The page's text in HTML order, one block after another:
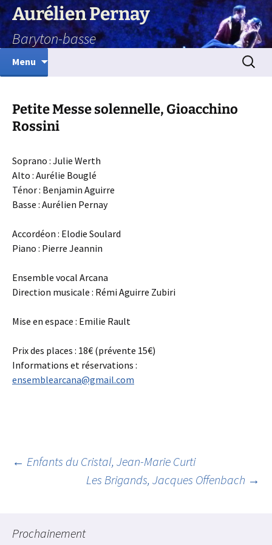
Aurélien Pernay
Baryton-basse
Menu
Petite Messe solennelle, Gioacchino
Rossini
Soprano : Julie Werth
Alto : Aurélie Bouglé
Ténor : Benjamin Aguirre
Basse : Aurélien Pernay
Accordéon : Elodie Soulard
Piano : Pierre Jeannin
Ensemble vocal Arcana
Direction musicale : Rémi Aguirre Zubiri
Mise en espace : Emilie Rault
Prix des places : 18€ (prévente 15€)
Informations et réservations :
ensemblearcana@gmail.com
Navigation
← Enfants du Cristal, Jean-Marie Curti
Les Brigands, Jacques Offenbach →
Prochainement